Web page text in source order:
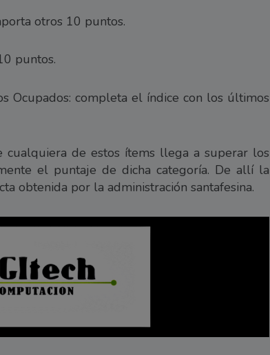
otros 10 puntos.
puntos.
Ocupados: completa el índice con los últimos
de estos ítems llega a superar los
el puntaje de dicha categoría. De allí la
obtenida por la administración santafesina.